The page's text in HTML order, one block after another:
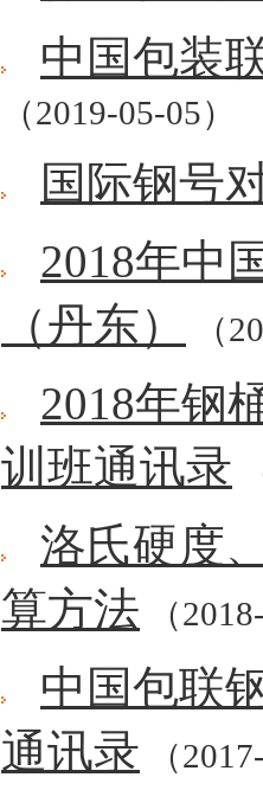
中国包装
（2019-05-05）
国际钢号
2018年中
（丹东）
（
2018年钢
训班通讯录
洛氏硬度
算方法 （
中国包联
通讯录 （